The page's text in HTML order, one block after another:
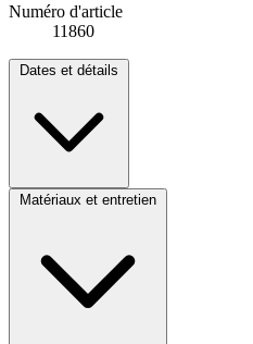
Numéro d'article
11860
Dates et détails
Matériaux et entretien